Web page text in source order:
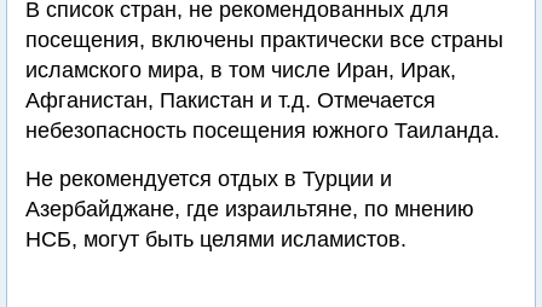
В список стран, не рекомендованных для
посещения, включены практически все страны
исламского мира, в том числе Иран, Ирак,
Афганистан, Пакистан и т.д. Отмечается
небезопасность посещения южного Таиланда.
Не рекомендуется отдых в Турции и
Азербайджане, где израильтяне, по мнению
НСБ, могут быть целями исламистов.